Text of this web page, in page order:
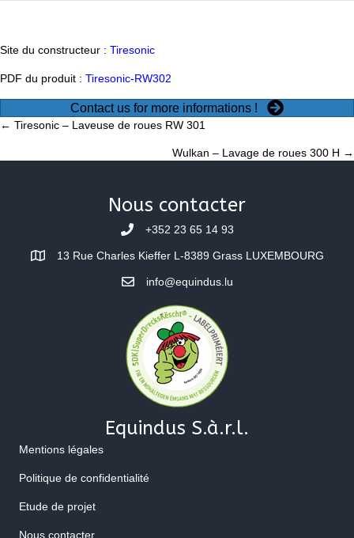
Site du constructeur : Tiresonic
PDF du produit : Tiresonic-RW302
Contact us for more informations !
Posts
navigation
← Tiresonic – Laveuse de roues RW 301
Wulkan – Lavage de roues 300 H →
Nous contacter
+352 23 65 14 93
13 Rue Charles Kieffer L-8389 Grass LUXEMBOURG
info@equindus.lu
Equindus S.à.r.l.
Mentions légales
Politique de confidentialité
Etude de projet
Nous contacter